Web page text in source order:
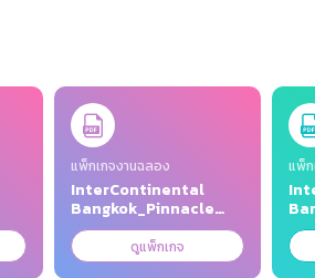
แพ็กเกจงานฉลอง
InterContinental
Bangkok_Pinnacle
Wedding Package
2026_March 2026.pdf
ดูแพ็กเกจ
แพ็ก